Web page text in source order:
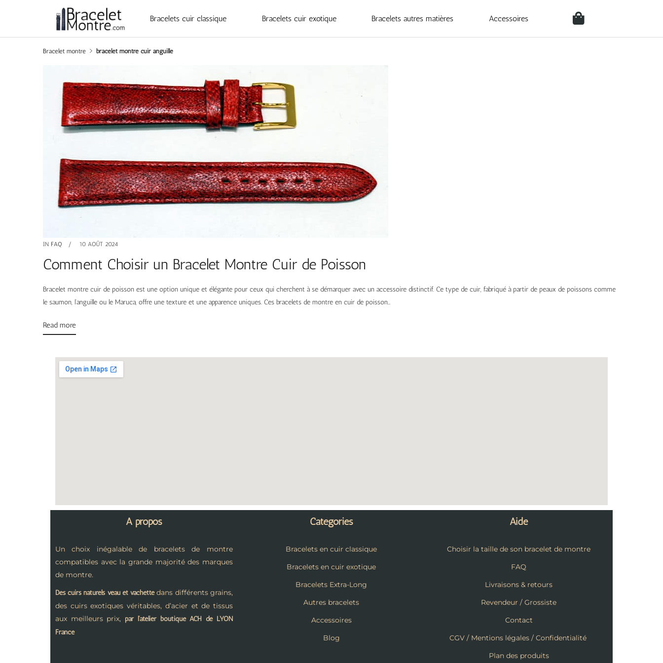
Bracelets cuir classique Bracelets cuir exotique Bracelets autres matières Accessoires
Bracelet montre bracelet montre cuir anguille
IN FAQ 10 AOÛT 2024
Comment Choisir un Bracelet Montre Cuir de Poisson
Bracelet montre cuir de poisson est une option unique et élégante pour ceux qui cherchent à se démarquer avec un accessoire distinctif. Ce type de cuir, fabriqué à partir de peaux de poissons comme
le saumon, l’anguille ou le Maruca, offre une texture et une apparence uniques. Ces bracelets de montre en cuir de poisson…
Read more
A propos
Un choix inégalable de bracelets de montre
compatibles avec la grande majorité des marques
de montre.
Des cuirs naturels veau et vachettedans différents grains,
des cuirs exotiques véritables, d’acier et de tissus
aux meilleurs prix, par l’atelier boutique ACH de LYON
France
Catégories
Bracelets en cuir classique
Bracelets en cuir exotique
Bracelets Extra-Long
Autres bracelets
Accessoires
Blog
Aide
Choisir la taille de son bracelet de montre
FAQ
Livraisons & retours
Revendeur / Grossiste
Contact
CGV / Mentions légales / Confidentialité
Plan des produits